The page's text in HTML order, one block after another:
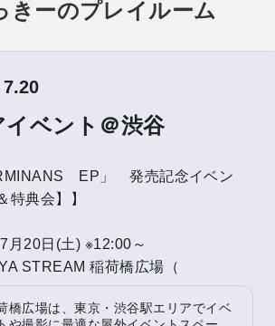
7.20
ベント＠渋谷
EP」 発売記念イベン
典会】】
月20日(土) ※12:00～
STREAM 稲荷橋広場（
橋広場は、東京・渋谷駅エリアでイベ